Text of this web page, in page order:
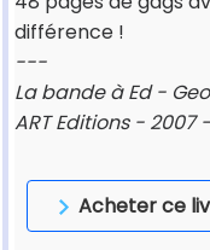
différence !
---
La bande à Ed -
ART Editions - 2007
Acheter ce